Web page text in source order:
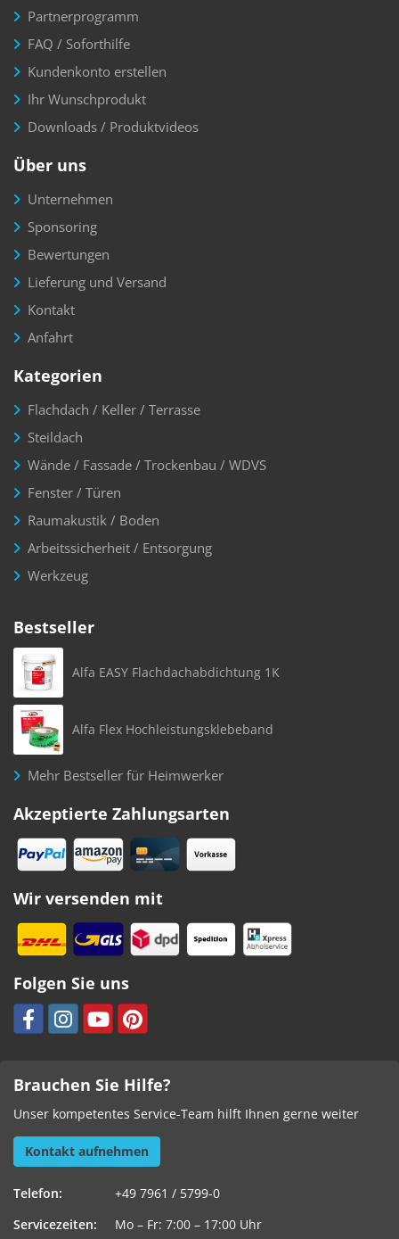
Partnerprogramm
FAQ / Soforthilfe
Kundenkonto erstellen
Ihr Wunschprodukt
Downloads / Produktvideos
Über uns
Unternehmen
Sponsoring
Bewertungen
Lieferung und Versand
Kontakt
Anfahrt
Kategorien
Flachdach / Keller / Terrasse
Steildach
Wände / Fassade / Trockenbau / WDVS
Fenster / Türen
Raumakustik / Boden
Arbeitssicherheit / Entsorgung
Werkzeug
Bestseller
Alfa EASY Flachdachabdichtung 1K
Alfa Flex Hochleistungsklebeband
Mehr Bestseller für Heimwerker
Akzeptierte Zahlungsarten
Wir versenden mit
Folgen Sie uns
Brauchen Sie Hilfe?
Unser kompetentes Service-Team hilft Ihnen gerne weiter
Kontakt aufnehmen
Telefon:
+49 7961 / 5799-0
Servicezeiten:
Mo – Fr: 7:00 – 17:00 Uhr